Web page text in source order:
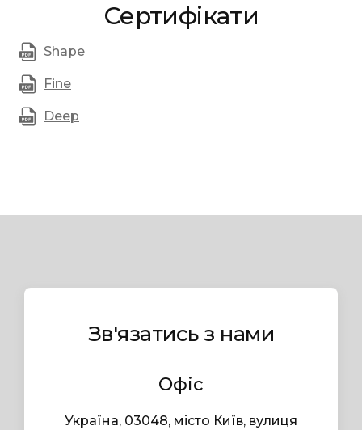
Сертифікати
Shape
Fine
Deep
Зв'язатись з нами
Офіс
Україна, 03048, місто Київ, вулиця